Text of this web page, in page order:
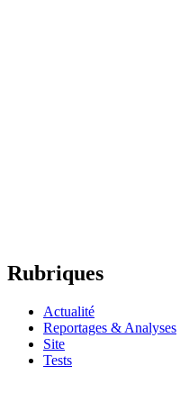
Rubriques
Actualité
Reportages & Analyses
Site
Tests